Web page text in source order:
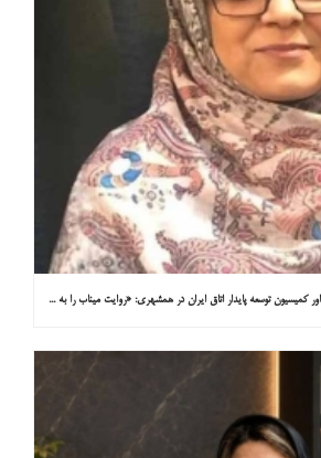
یادداشت ویژه هفته محیط‌زیست مشاور کمیسیون توسعه پایدار اتاق ایران در همشهری: «روایت میناب را به کاپ ۳۱ ببریم»